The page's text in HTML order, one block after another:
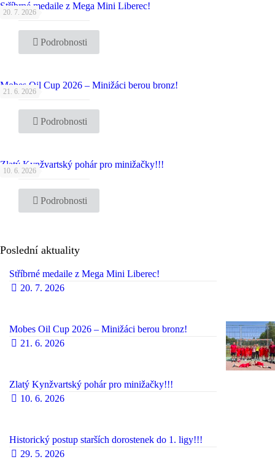
20. 7. 2026
Stříbrné medaile z Mega Mini Liberec!
Podrobnosti
21. 6. 2026
Mobes Oil Cup 2026 – Minižáci berou bronz!
Podrobnosti
10. 6. 2026
Zlatý Kynžvartský pohár pro minižačky!!!
Podrobnosti
Poslední aktuality
Stříbrné medaile z Mega Mini Liberec!
20. 7. 2026
Mobes Oil Cup 2026 – Minižáci berou bronz!
21. 6. 2026
Zlatý Kynžvartský pohár pro minižačky!!!
10. 6. 2026
Historický postup starších dorostenek do 1. ligy!!!
29. 5. 2026